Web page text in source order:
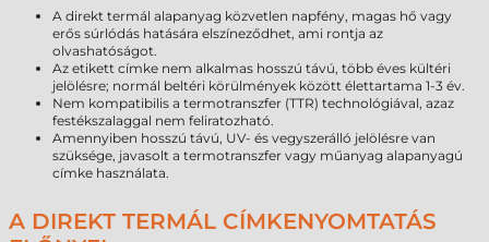
A direkt termál alapanyag közvetlen napfény, magas hő vagy
erős súrlódás hatására elszíneződhet, ami rontja az
olvashatóságot.
Az etikett címke nem alkalmas hosszú távú, több éves kültéri
jelölésre; normál beltéri körülmények között élettartama 1-3 év.
Nem kompatibilis a termotranszfer (TTR) technológiával, azaz
festékszalaggal nem feliratozható.
Amennyiben hosszú távú, UV- és vegyszerálló jelölésre van
szüksége, javasolt a termotranszfer vagy műanyag alapanyagú
címke használata.
A DIREKT TERMÁL CÍMKENYOMTATÁS